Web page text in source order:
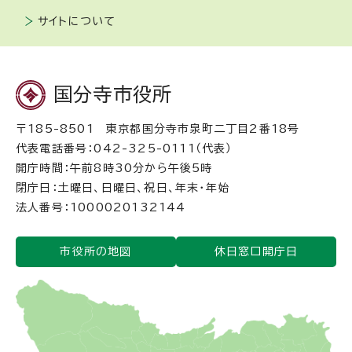
サイトについて
国分寺市役所
〒185-8501 東京都国分寺市泉町二丁目2番18号
代表電話番号：042-325-0111（代表）
開庁時間：午前8時30分から午後5時
閉庁日：土曜日、日曜日、祝日、年末・年始
法人番号：1000020132144
市役所の地図 休日窓口開庁日